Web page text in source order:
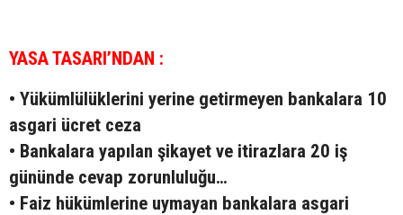
YASA TASARI’NDAN :
• Yükümlülüklerini yerine getirmeyen bankalara 10
asgari ücret ceza
• Bankalara yapılan şikayet ve itirazlara 20 iş
gününde cevap zorunluluğu…
• Faiz hükümlerine uymayan bankalara asgari